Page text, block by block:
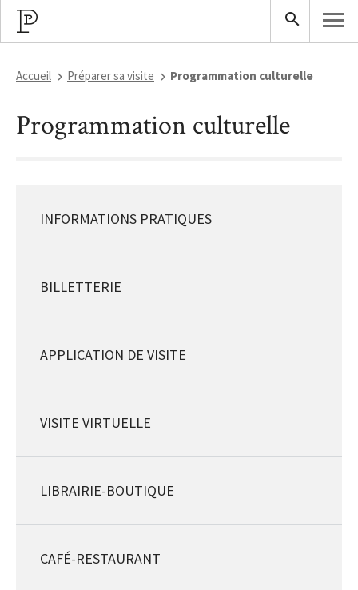
Accueil Préparer sa visite Programmation culturelle
Programmation culturelle
INFORMATIONS PRATIQUES
BILLETTERIE
APPLICATION DE VISITE
VISITE VIRTUELLE
LIBRAIRIE-BOUTIQUE
CAFÉ-RESTAURANT